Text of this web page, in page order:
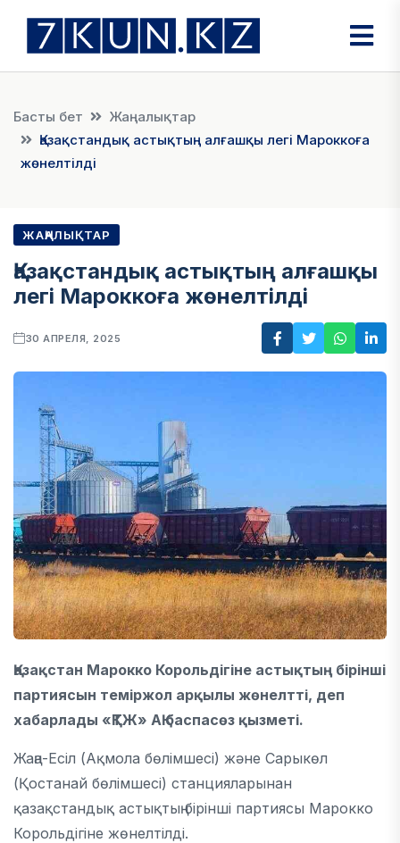
Басты бет
Жаңалықтар
Қазақстандық астықтың алғашқы легі Мароккоға
жөнелтілді
ЖАҢАЛЫҚТАР
Қазақстандық астықтың алғашқы
легі Мароккоға жөнелтілді
30 АПРЕЛЯ, 2025
Қазақстан Марокко Корольдігіне астықтың бірінші
партиясын теміржол арқылы жөнелтті, деп
хабарлады «ҚТЖ» АҚ баспасөз қызметі.
Жаңа-Есіл (Ақмола бөлімшесі) және Сарыкөл
(Қостанай бөлімшесі) станцияларынан
қазақстандық астықтың бірінші партиясы Марокко
Корольдігіне жөнелтілді.